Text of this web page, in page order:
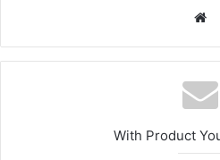
With Product